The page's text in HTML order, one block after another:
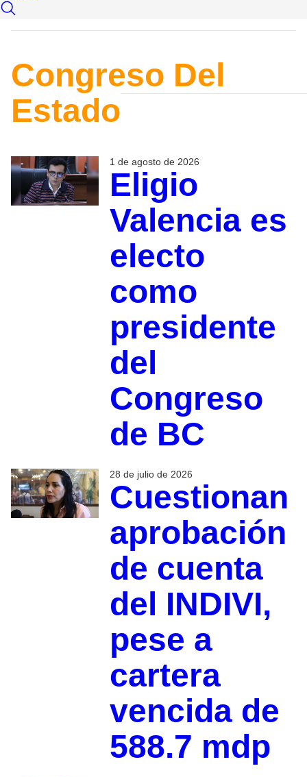
Congreso Del
Estado
1 de agosto de 2026
Eligio
Valencia es
electo
como
presidente
del
Congreso
de BC
28 de julio de 2026
Cuestionan
aprobación
de cuenta
del INDIVI,
pese a
cartera
vencida de
588.7 mdp